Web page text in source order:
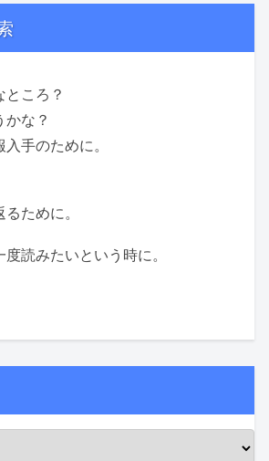
ところ？
な？
手のために。
ために。
読みたいという時に。